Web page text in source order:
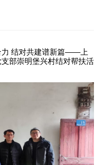
力 结对共建谱新篇——上
部崇明堡兴村结对帮扶活